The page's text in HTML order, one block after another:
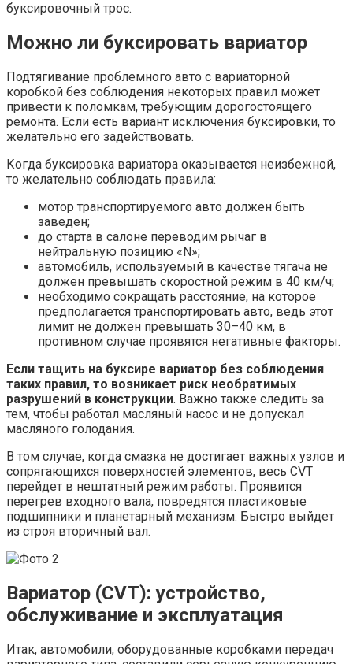
буксировочный трос.
Можно ли буксировать вариатор
Подтягивание проблемного авто с вариаторной
коробкой без соблюдения некоторых правил может
привести к поломкам, требующим дорогостоящего
ремонта. Если есть вариант исключения буксировки, то
желательно его задействовать.
Когда буксировка вариатора оказывается неизбежной,
то желательно соблюдать правила:
мотор транспортируемого авто должен быть
заведен;
до старта в салоне переводим рычаг в
нейтральную позицию «N»;
автомобиль, используемый в качестве тягача не
должен превышать скоростной режим в 40 км/ч;
необходимо сокращать расстояние, на которое
предполагается транспортировать авто, ведь этот
лимит не должен превышать 30–40 км, в
противном случае проявятся негативные факторы.
Если тащить на буксире вариатор без соблюдения
таких правил, то возникает риск необратимых
разрушений в конструкции. Важно также следить за
тем, чтобы работал масляный насос и не допускал
масляного голодания.
В том случае, когда смазка не достигает важных узлов и
сопрягающихся поверхностей элементов, весь CVT
перейдет в нештатный режим работы. Проявится
перегрев входного вала, повредятся пластиковые
подшипники и планетарный механизм. Быстро выйдет
из строя вторичный вал.
Вариатор (CVT): устройство,
обслуживание и эксплуатация
Итак, автомобили, оборудованные коробками передач